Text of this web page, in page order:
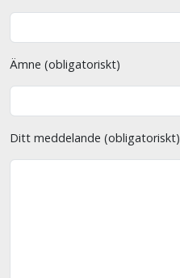
Ämne (obligatoriskt)
Ditt meddelande (obligatoriskt)